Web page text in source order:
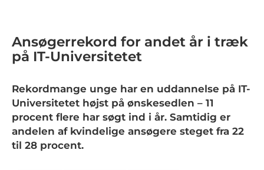
Ansøgerrekord for andet år i træk
på IT-Universitetet
Rekordmange unge har en uddannelse på IT-
Universitetet højst på ønskesedlen – 11
procent flere har søgt ind i år. Samtidig er
andelen af kvindelige ansøgere steget fra 22
til 28 procent.